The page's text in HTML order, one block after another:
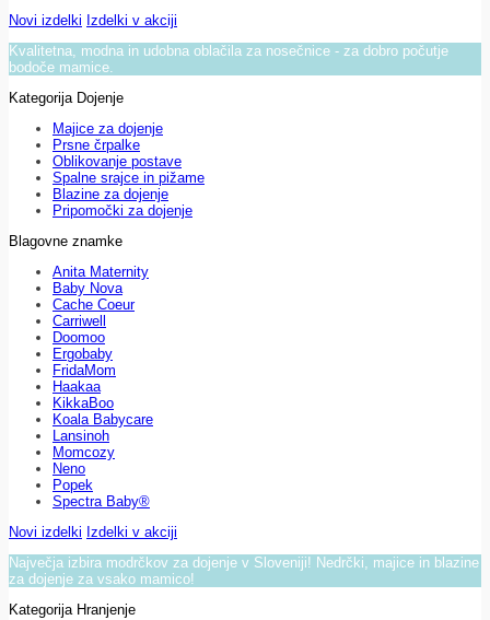
Novi izdelki Izdelki v akciji
Kvalitetna, modna in udobna oblačila za nosečnice - za dobro počutje
bodoče mamice.
Kategorija Dojenje
Majice za dojenje
Prsne črpalke
Oblikovanje postave
Spalne srajce in pižame
Blazine za dojenje
Pripomočki za dojenje
Blagovne znamke
Anita Maternity
Baby Nova
Cache Coeur
Carriwell
Doomoo
Ergobaby
FridaMom
Haakaa
KikkaBoo
Koala Babycare
Lansinoh
Momcozy
Neno
Popek
Spectra Baby®
Novi izdelki Izdelki v akciji
Največja izbira modrčkov za dojenje v Sloveniji! Nedrčki, majice in blazine
za dojenje za vsako mamico!
Kategorija Hranjenje